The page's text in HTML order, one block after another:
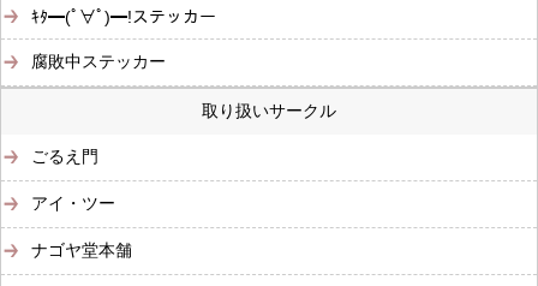
ｷﾀ━(ﾟ∀ﾟ)━!ステッカー
腐敗中ステッカー
取り扱いサークル
ごるえ門
アイ・ツー
ナゴヤ堂本舗